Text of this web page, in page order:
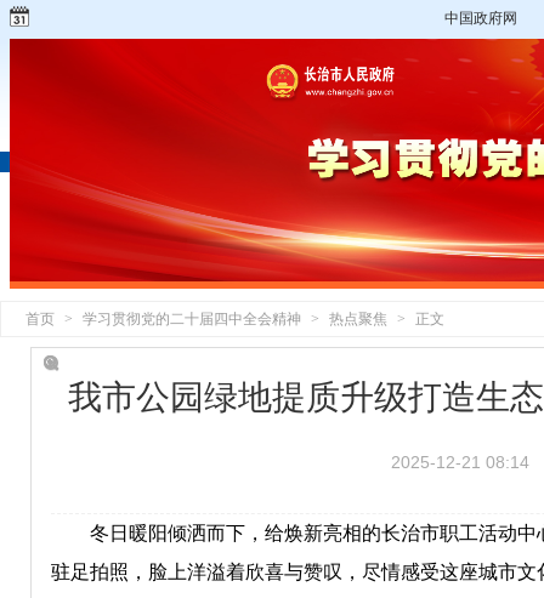
中国政府网
首页 > 学习贯彻党的二十届四中全会精神 > 热点聚焦 > 正文
我市公园绿地提质升级打造生
2025-12-21 08:14
冬日暖阳倾洒而下，给焕新亮相的长治市职工活动中
驻足拍照，脸上洋溢着欣喜与赞叹，尽情感受这座城市